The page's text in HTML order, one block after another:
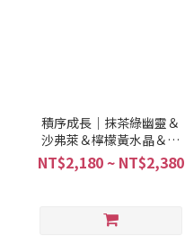
積序成長｜抹茶綠幽靈＆
沙弗萊＆檸檬黃水晶＆白
水晶＆綠碧璽髮晶
NT$2,180 ~ NT$2,380